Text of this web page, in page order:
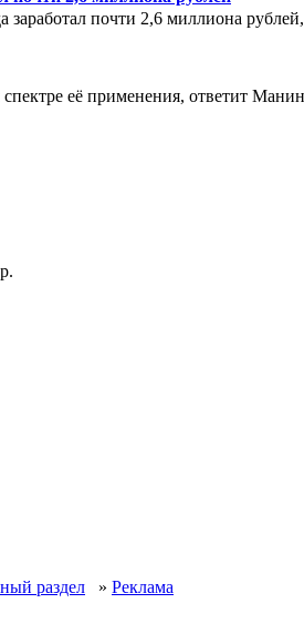
почти 2,6 миллиона
её применения, ответит
раздел » Реклама